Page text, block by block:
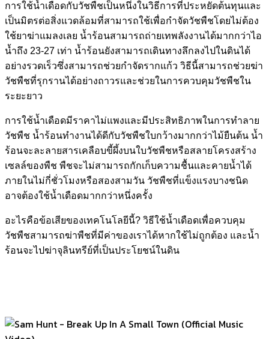
การใช้น้ำเดือดกับวัชพืชเป็นหนึ่งในวิธีการที่ประหยัดต้นทุนและ
เป็นมิตรต่อสิ่งแวดล้อมที่สามารถใช้เพื่อกำจัดวัชพืชโดยไม่ต้อง
ใช้ยาฆ่าแมลงเลย น้ำร้อนสามารถถ่ายเทพลังงานได้มากกว่าไอ
น้ำถึง 23-27 เท่า น้ำร้อนยังสามารถเดินทางลึกลงไปในดินได้
อย่างรวดเร็วซึ่งสามารถช่วยกำจัดรากแก้ว วิธีนี้สามารถช่วยฆ่า
วัชพืชที่รุกรานได้อย่างถาวรและช่วยในการควบคุมวัชพืชใน
ระยะยาว
การใช้น้ำเดือดมีราคาไม่แพงและมีประสิทธิภาพในการทำลาย
วัชพืช น้ำร้อนทำงานได้ดีกับวัชพืชใบกว้างมากกว่าไม้ยืนต้น น้ำ
ร้อนจะละลายสารเคลือบขี้ผึ้งบนใบวัชพืชหรือสลายโครงสร้าง
เซลล์ของพืช พืชจะไม่สามารถกักเก็บความชื้นและคายน้ำได้
ภายในไม่กี่ชั่วโมงหรือสองสามวัน วัชพืชที่แข็งแรงบางชนิด
อาจต้องใช้น้ำเดือดมากกว่าหนึ่งครั้ง
อะไรคือข้อเสียของเทคโนโลยีนี้? วิธีใช้น้ำเดือดเพื่อควบคุม
วัชพืชสามารถฆ่าพืชที่มีค่าของเราได้หากใช้ไม่ถูกต้อง และน้ำ
ร้อนจะไปฆ่าจุลินทรีย์ที่เป็นประโยชน์ในดิน